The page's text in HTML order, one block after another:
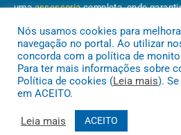
umaassessoriacompleta, onde
Conheça oPNTP e oRadar da
Nós usamos cookies para
navegação no portal. Ao utilizar
concorda com a política de
Para ter mais informações sobre
Política de cookies (Leia mais).
em ACEITO.
Leia mais ACEITO